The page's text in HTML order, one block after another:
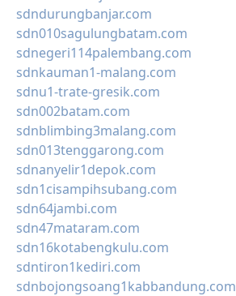
sdndurungbanjar.com
sdn010sagulungbatam.com
sdnegeri114palembang.com
sdnkauman1-malang.com
sdnu1-trate-gresik.com
sdn002batam.com
sdnblimbing3malang.com
sdn013tenggarong.com
sdnanyelir1depok.com
sdn1cisampihsubang.com
sdn64jambi.com
sdn47mataram.com
sdn16kotabengkulu.com
sdntiron1kediri.com
sdnbojongsoang1kabbandung.com